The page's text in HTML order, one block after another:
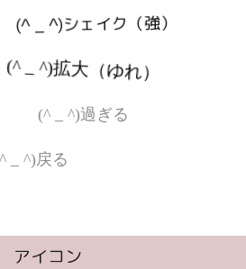
(^ _ ^)シェイク（強）
_ ^)拡大（ゆれ）
_ ^)過ぎる
(^ _ ^)戻る
アイコン